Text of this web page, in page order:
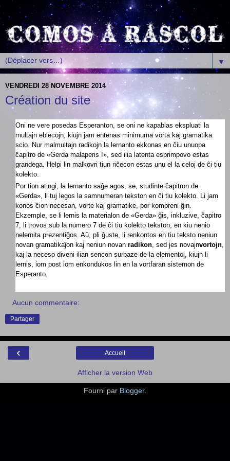
▼
VENDREDI 28 NOVEMBRE 2014
Création du site
Oni ne vere posedas Esperanton, se oni ne kapablas ekspluati la
multajn eblecojn, kiujn jam entenas minimuma vorta kaj gramatika
scio. Nur malmultajn radikojn la lernanto ekkonas en ĉiu unuopa
ĉapitro de «Gerda malaperis !», sed ilia latenta esprimpovo estas
grandega. Helpi lin malkovri tiun riĉecon estas unu el la celoj de ĉi tiu
kolekto.
Por tion atingi, la lernanto saĝe agos, se, studinte ĉapitron de
«Gerda», li tuj legos la samnumeran tekston en ĉi tiu kolekto. Li jam
konos ĉion necesan, vorte kaj gramatike, por kompreni ĝin.
Ekzemple, se li lernis la materialon de «Gerda» ĝis, inkluzive, ĉapitro
7, li trovos sub la numero 7 de ĉi tiu kolekto tekston, en kiu nenio
nelernita prezentiĝos. Aŭ, pli ĝuste, li renkontos en tiu teksto neniun
novan gramatikaĵon kaj neniun novan radikon, sed jes novajnvortojn,
kaj la neceso diveni ilian sencon surbaze de la elementoj, kiujn li
lernis, iom post iom enkondukos lin en la vortfaran sistemon de
Esperanto.
Aucun commentaire:
Partager
‹ Accueil
Afficher la version Web
Fourni par Blogger.